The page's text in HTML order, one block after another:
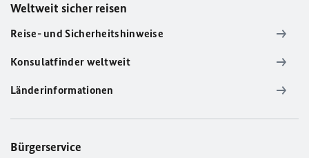
Weltweit sicher reisen
Reise- und Sicherheitshinweise
Konsulatfinder weltweit
Länderinformationen
Bürgerservice